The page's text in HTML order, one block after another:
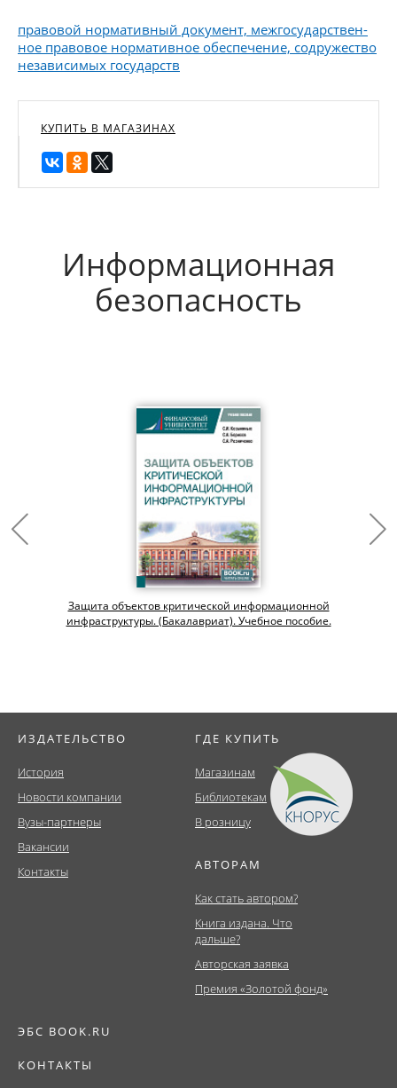
правовой нормативный документ, межгосударствен-
ное правовое нормативное обеспечение, содружество
независимых государств
КУПИТЬ В МАГАЗИНАХ
Информационная
безопасность
Защита объектов критической информационной
инфраструктуры. (Бакалавриат). Учебное пособие.
ИЗДАТЕЛЬСТВО
История
Новости компании
Вузы-партнеры
Вакансии
Контакты
ГДЕ КУПИТЬ
Магазинам
Библиотекам
В розницу
АВТОРАМ
Как стать автором?
Книга издана. Что
дальше?
Авторская заявка
Премия «Золотой фонд»
ЭБС BOOK.RU
КОНТАКТЫ